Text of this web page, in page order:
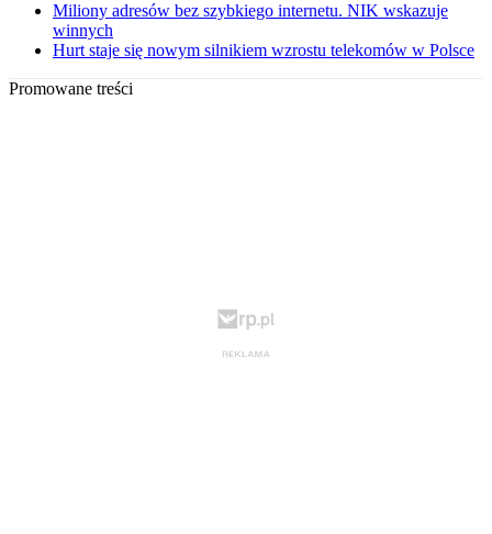
Miliony adresów bez szybkiego internetu. NIK wskazuje
winnych
Hurt staje się nowym silnikiem wzrostu telekomów w Polsce
Promowane treści